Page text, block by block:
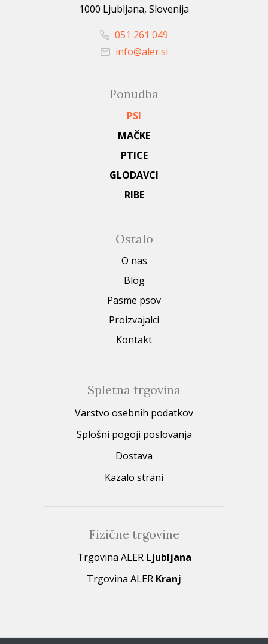
1000 Ljubljana, Slovenija
051 261 049
info@aler.si
Ponudba
PSI
MAČKE
PTICE
GLODAVCI
RIBE
Ostalo
O nas
Blog
Pasme psov
Proizvajalci
Kontakt
Spletna trgovina
Varstvo osebnih podatkov
Splošni pogoji poslovanja
Dostava
Kazalo strani
Fizične trgovine
Trgovina ALER Ljubljana
Trgovina ALER Kranj